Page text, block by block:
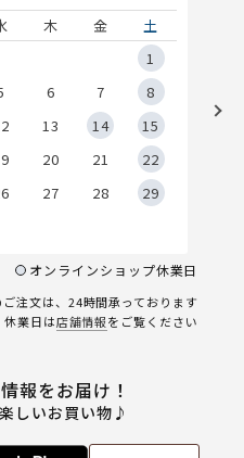
木 金
土
1
6 7
8
13 14
15
20 21
22
27 28
29
オンラインショップ休業日
注文は、24時間承っております
業日は店舗情報をご覧ください
報をお届け！
しいお買い物♪